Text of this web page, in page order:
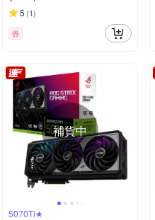
5 (1)
券
補貨中
5070Ti★